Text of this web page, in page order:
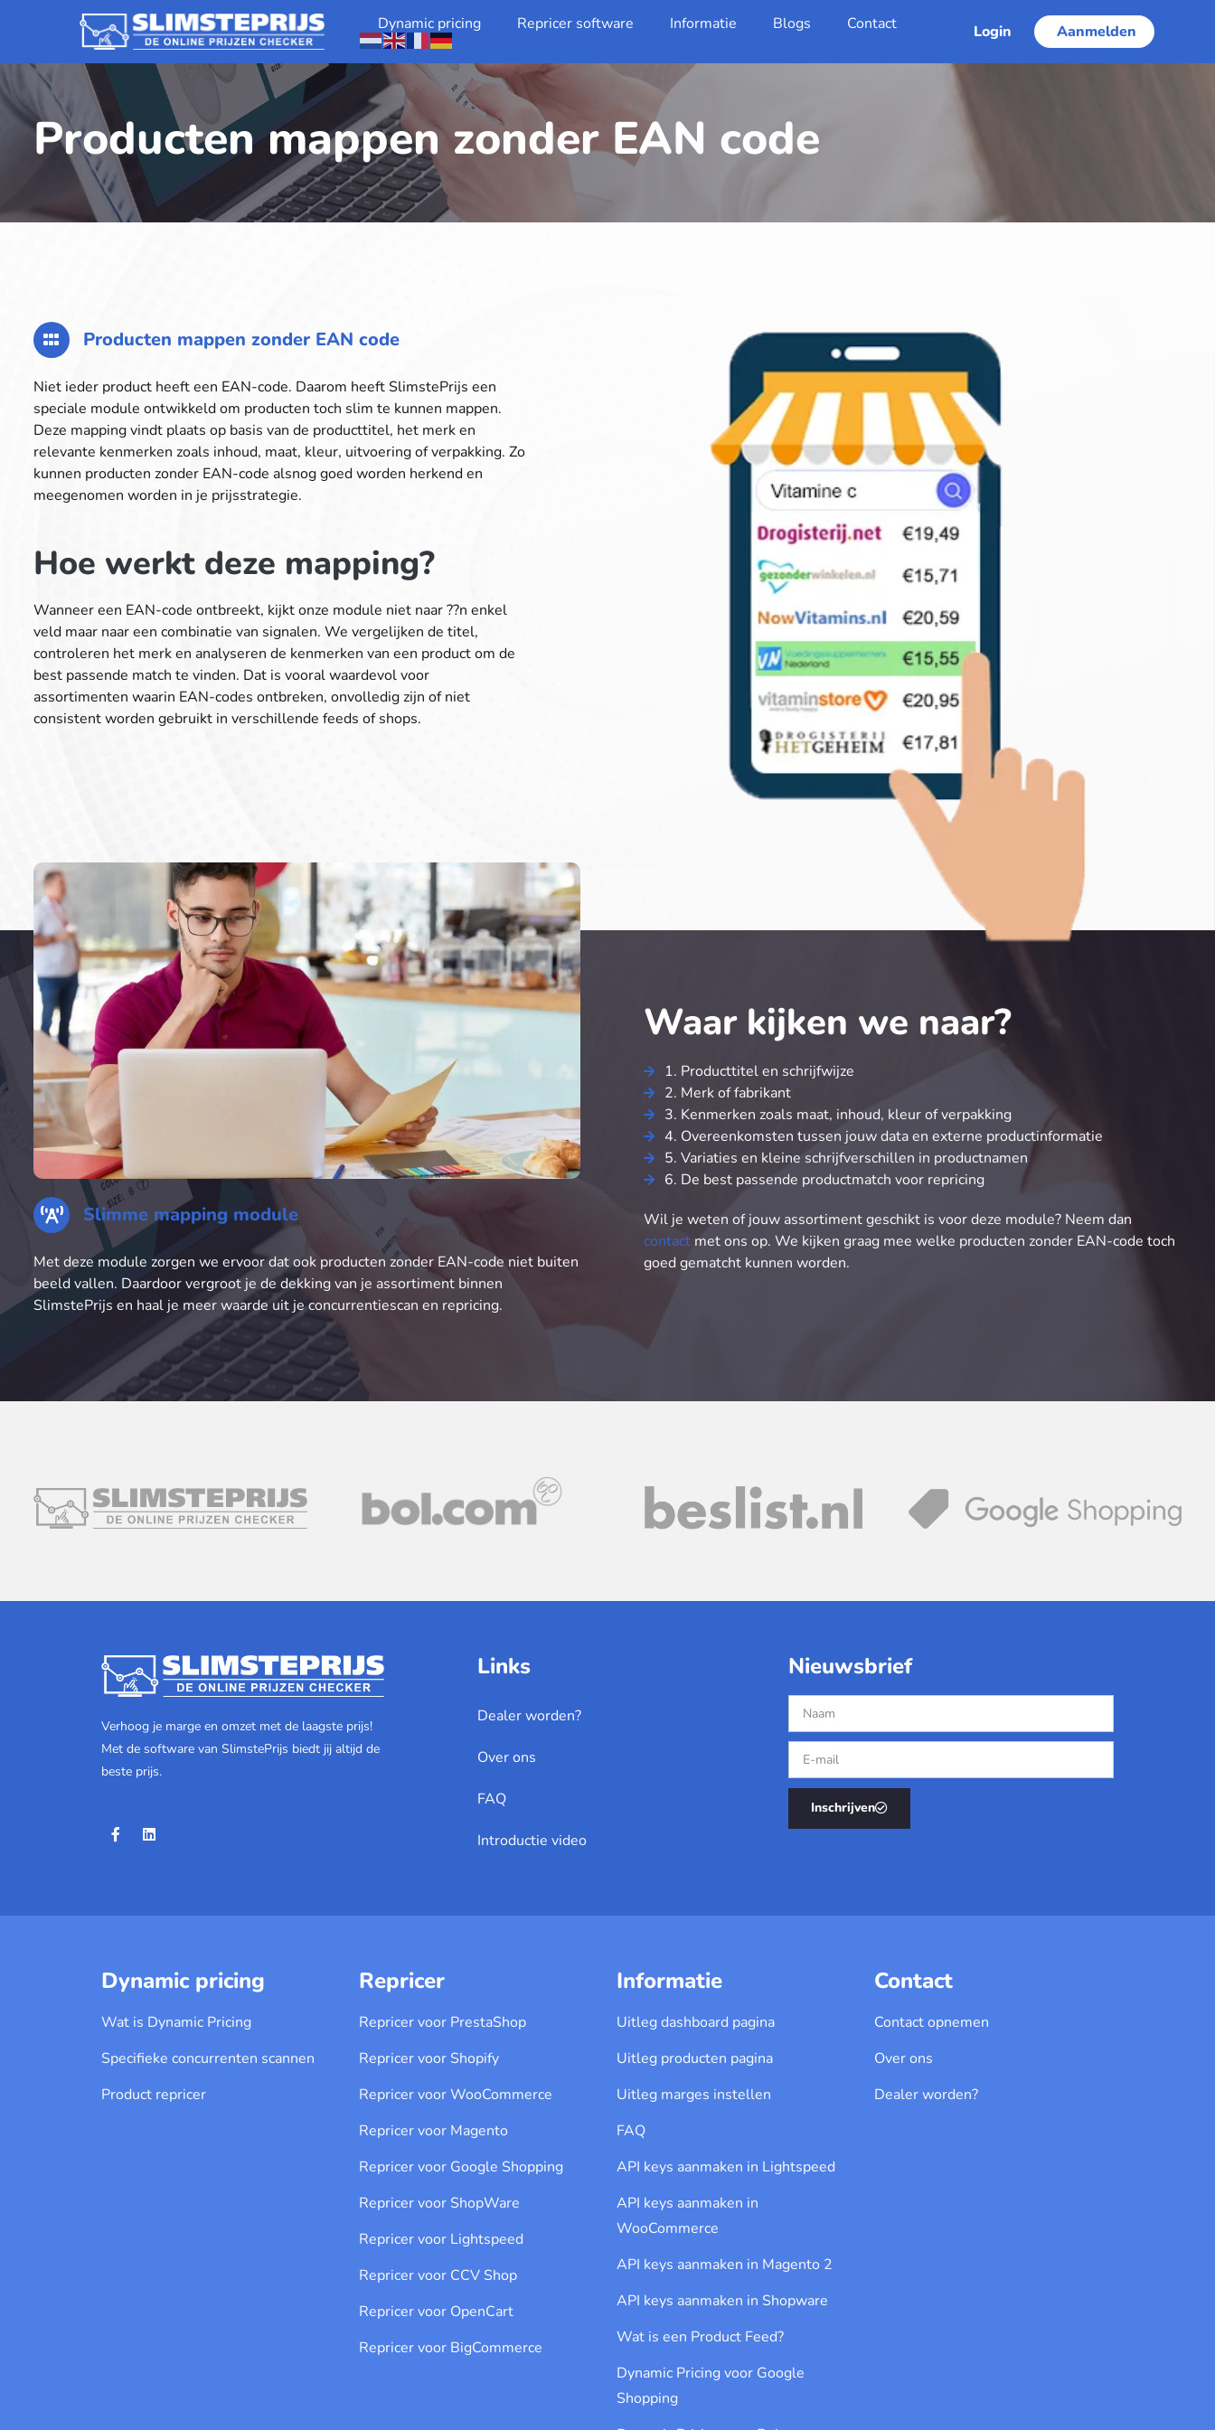
Dynamic pricing Repricer software Informatie Blogs Contact Login Aanmelden
Producten mappen zonder EAN code
Producten mappen zonder EAN code
Niet ieder product heeft een EAN-code. Daarom heeft SlimstePrijs een
speciale module ontwikkeld om producten toch slim te kunnen mappen.
Deze mapping vindt plaats op basis van de producttitel, het merk en
relevante kenmerken zoals inhoud, maat, kleur, uitvoering of verpakking. Zo
kunnen producten zonder EAN-code alsnog goed worden herkend en
meegenomen worden in je prijsstrategie.
Hoe werkt deze mapping?
Wanneer een EAN-code ontbreekt, kijkt onze module niet naar ??n enkel
veld maar naar een combinatie van signalen. We vergelijken de titel,
controleren het merk en analyseren de kenmerken van een product om de
best passende match te vinden. Dat is vooral waardevol voor
assortimenten waarin EAN-codes ontbreken, onvolledig zijn of niet
consistent worden gebruikt in verschillende feeds of shops.
Slimme mapping module
Met deze module zorgen we ervoor dat ook producten zonder EAN-code niet buiten
beeld vallen. Daardoor vergroot je de dekking van je assortiment binnen
SlimstePrijs en haal je meer waarde uit je concurrentiescan en repricing.
Waar kijken we naar?
1. Producttitel en schrijfwijze
2. Merk of fabrikant
3. Kenmerken zoals maat, inhoud, kleur of verpakking
4. Overeenkomsten tussen jouw data en externe productinformatie
5. Variaties en kleine schrijfverschillen in productnamen
6. De best passende productmatch voor repricing
Wil je weten of jouw assortiment geschikt is voor deze module? Neem dan
contact met ons op. We kijken graag mee welke producten zonder EAN-code toch
goed gematcht kunnen worden.
Verhoog je marge en omzet met de laagste prijs!
Met de software van SlimstePrijs biedt jij altijd de
beste prijs.
Links
Dealer worden?
Over ons
FAQ
Introductie video
Nieuwsbrief
Inschrijven
Dynamic pricing
Wat is Dynamic Pricing
Specifieke concurrenten scannen
Product repricer
Repricer
Repricer voor PrestaShop
Repricer voor Shopify
Repricer voor WooCommerce
Repricer voor Magento
Repricer voor Google Shopping
Repricer voor ShopWare
Repricer voor Lightspeed
Repricer voor CCV Shop
Repricer voor OpenCart
Repricer voor BigCommerce
Informatie
Uitleg dashboard pagina
Uitleg producten pagina
Uitleg marges instellen
FAQ
API keys aanmaken in Lightspeed
API keys aanmaken in
WooCommerce
API keys aanmaken in Magento 2
API keys aanmaken in Shopware
Wat is een Product Feed?
Dynamic Pricing voor Google
Shopping
Contact
Contact opnemen
Over ons
Dealer worden?